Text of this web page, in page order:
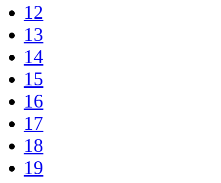
12
13
14
15
16
17
18
19